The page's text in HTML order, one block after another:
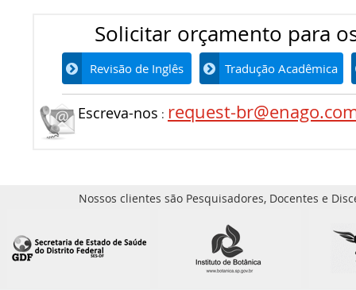
Solicitar orçamento para
Revisão de Inglês Tradução Acadêmica
Escreva-nos : request-
Nossos clientes são Pesquisadores, Docentes e